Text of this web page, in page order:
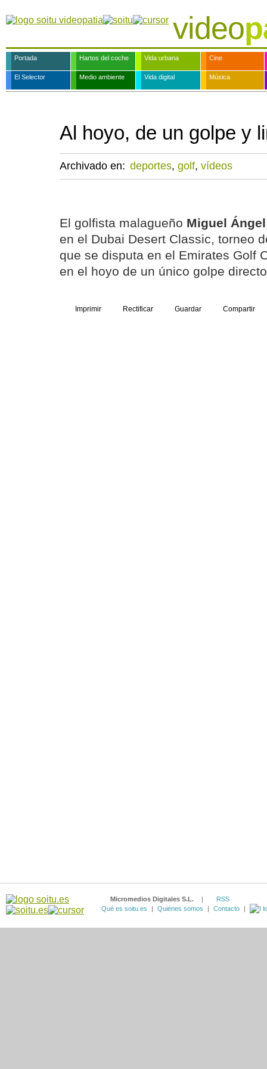
video
Portada Hartos del coche Vida urbana Cine
El Selector Medio ambiente Vida digital Música
Al hoyo, de un golpe y
Archivado en: deportes, golf, vídeos
El golfista malagueño Miguel
en el Dubai Desert Classic, torneo
que se disputa en el Emirates Golf
en el hoyo de un único golpe
Imprimir Rectificar Guardar Compartir
Micromedios Digitales S.L. |
RSS
Qué es soitu.es
| Quiénes somos | Contacto |